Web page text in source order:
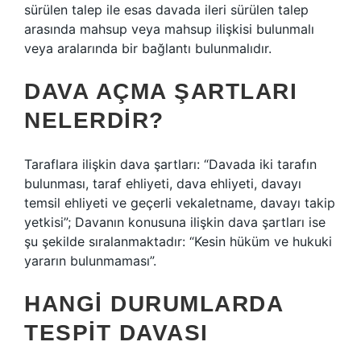
sürülen talep ile esas davada ileri sürülen talep
arasında mahsup veya mahsup ilişkisi bulunmalı
veya aralarında bir bağlantı bulunmalıdır.
DAVA AÇMA ŞARTLARI
NELERDIR?
Taraflara ilişkin dava şartları: “Davada iki tarafın
bulunması, taraf ehliyeti, dava ehliyeti, davayı
temsil ehliyeti ve geçerli vekaletname, davayı takip
yetkisi”; Davanın konusuna ilişkin dava şartları ise
şu şekilde sıralanmaktadır: “Kesin hüküm ve hukuki
yararın bulunmaması”.
HANGI DURUMLARDA
TESPIT DAVASI